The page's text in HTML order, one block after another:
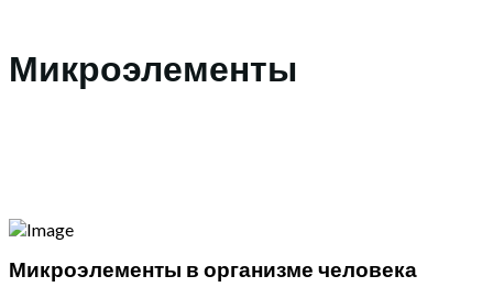
Микроэлементы
Микроэлементы в организме человека